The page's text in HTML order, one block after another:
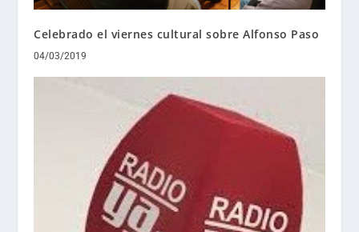
Celebrado el viernes cultural sobre Alfonso Paso
04/03/2019